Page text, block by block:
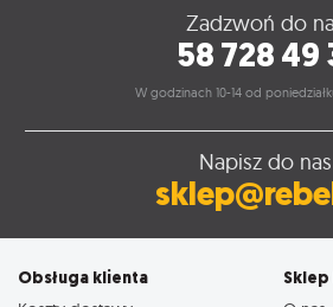
Zadzwoń do
58 728 49
W godzinach 10-14 od
Napisz do nas
Obsługa klienta